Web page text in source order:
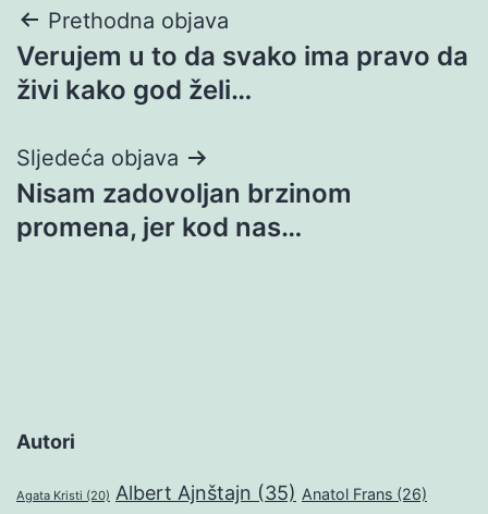
Navigacija
objava
Prethodna objava
Verujem u to da svako ima pravo da
živi kako god želi…
Sljedeća objava
Nisam zadovoljan brzinom
promena, jer kod nas…
Autori
Agata Kristi (20) Albert Ajnštajn (35) Anatol Frans (26)